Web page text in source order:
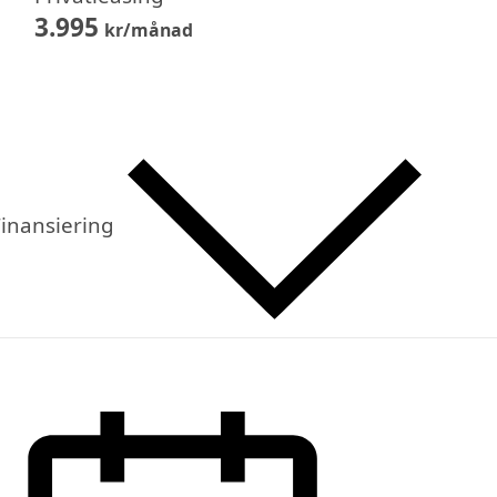
3.995 kr/månad